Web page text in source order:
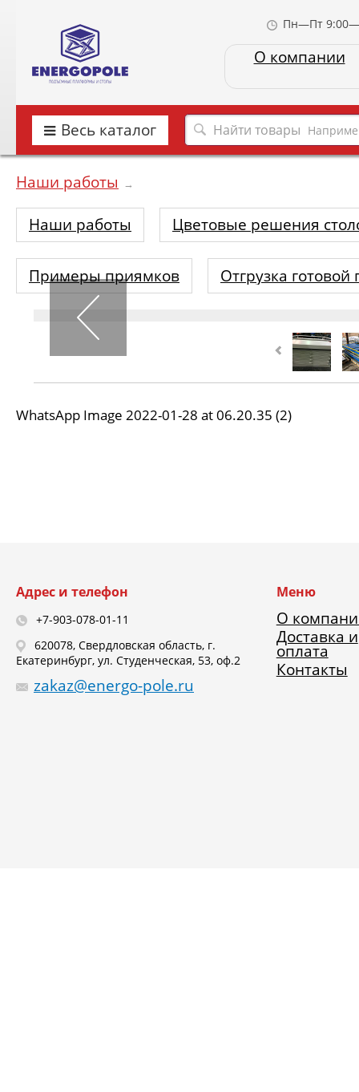
Пн—Пт
О компании
Весь каталог
Наши работы →
Наши работы Цветовые решения
Примеры приямков Отгрузка
WhatsApp Image 2022-01-28 at 06.20.35 (2)
Адрес и телефон
+7-903-078-01-11
620078, Свердловская область, г.
Екатеринбург, ул. Студенческая, 53, оф.2
zakaz@energo-pole.ru
Меню
О
Доставка и
оплата
Контакты